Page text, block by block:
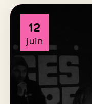
12
juin